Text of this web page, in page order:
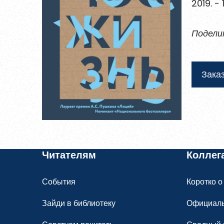
2019. -
Читателям
События
Зайди в библиотеку
Коротко
Войти
Восстановить пароль
Пароль должен быть минимум 6
прописную букву, одну цифру и один
Я согласен на обработку